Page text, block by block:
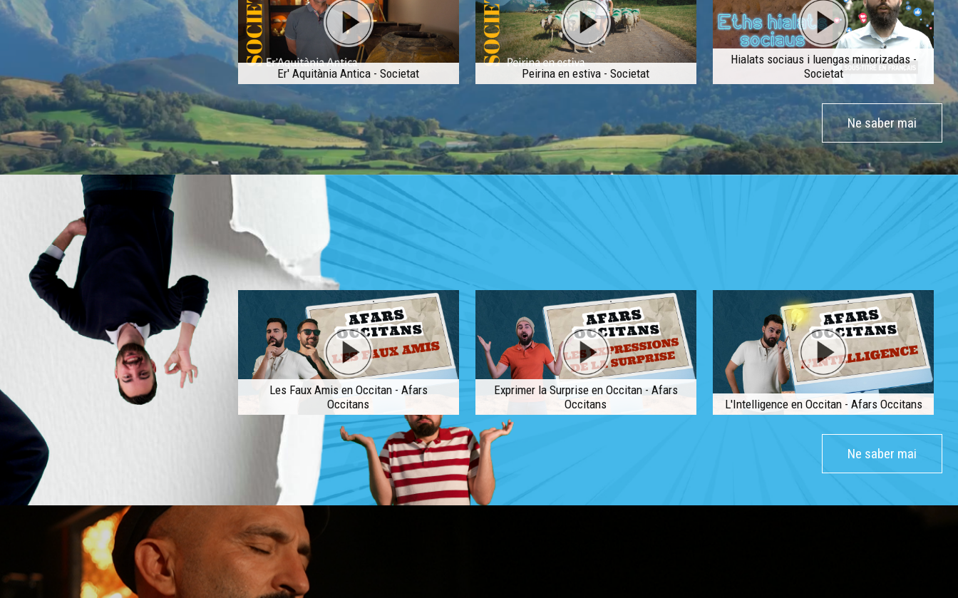
Er' Aquitània Antica - Societat Peirina en estiva - Societat
Hialats sociaus i luengas minorizadas -
Societat
Ne saber mai
Les Faux Amis en Occitan - Afars
Occitans
Exprimer la Surprise en Occitan - Afars
Occitans
L'Intelligence en Occitan - Afars Occitans
Ne saber mai